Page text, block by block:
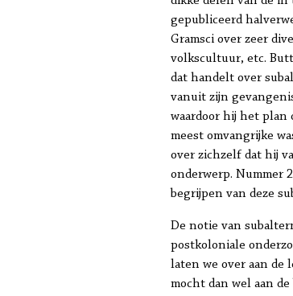
gepubliceerd
Gramsci over zeer
volkscultuur, etc.
dat handelt over
vanuit zijn
waardoor hij het plan
meest omvangrijke
over zichzelf dat hij
onderwerp. Nummer
begrijpen van deze
De notie van
postkoloniale
laten we over aan de
mocht dan wel aan